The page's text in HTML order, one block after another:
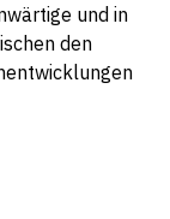
und in
den